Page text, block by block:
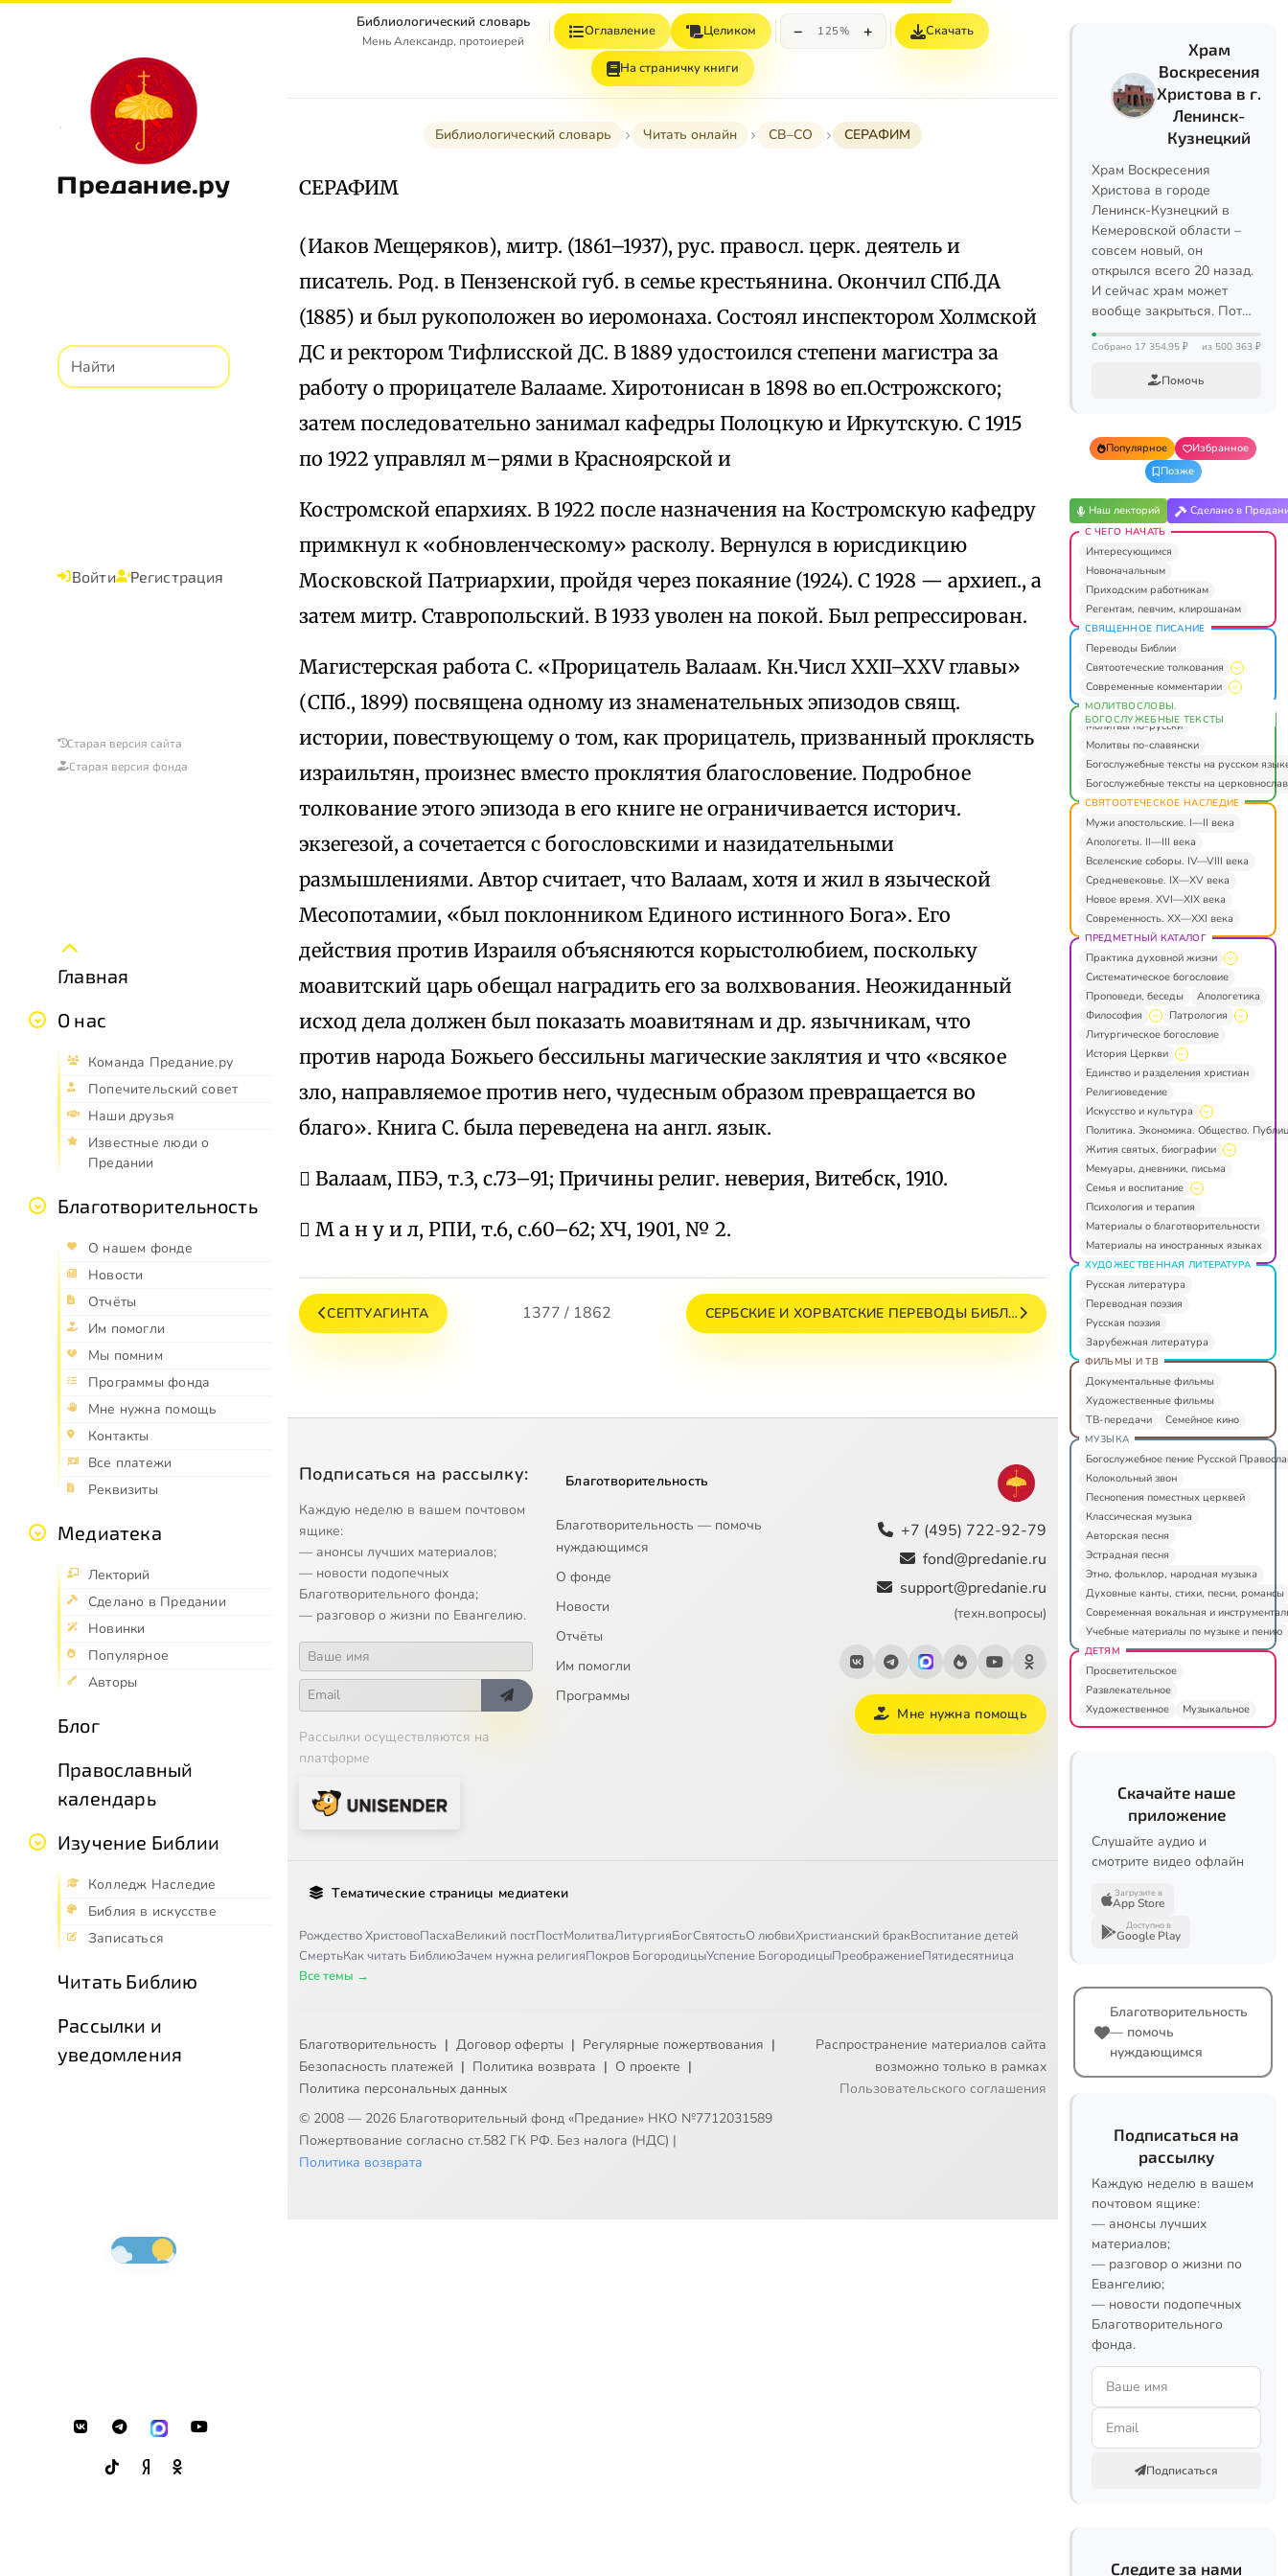
Предание.ру
Войти Регистрация
Старая версия сайта
Старая версия фонда
Главная
О нас
Команда Предание.ру
Попечительский совет
Наши друзья
Известные люди о
Предании
Благотворительность
О нашем фонде
Новости
Отчёты
Им помогли
Мы помним
Программы фонда
Мне нужна помощь
Контакты
Все платежи
Реквизиты
Медиатека
Лекторий
Сделано в Предании
Новинки
Популярное
Авторы
Блог
Православный
календарь
Изучение Библии
Колледж Наследие
Библия в искусстве
Записаться
Читать Библию
Рассылки и
уведомления
Библиологический словарь
Мень Александр, протоиерей
Оглавление Целиком − 125% + Скачать
На страничку книги
Библиологический словарь Читать онлайн СВ–СО СЕРАФИМ
СЕРАФИМ
(Иаков Мещеряков), митр. (1861–1937), рус. правосл. церк. деятель и
писатель. Род. в Пензенской губ. в семье крестьянина. Окончил СПб.ДА
(1885) и был рукоположен во иеромонаха. Состоял инспектором Холмской
ДС и ректором Тифлисской ДС. В 1889 удостоился степени магистра за
работу о прорицателе Валааме. Хиротонисан в 1898 во еп.Острожского;
затем последовательно занимал кафедры Полоцкую и Иркутскую. С 1915
по 1922 управлял м–рями в Красноярской и
Костромской епархиях. В 1922 после назначения на Костромскую кафедру
примкнул к «обновленческому» расколу. Вернулся в юрисдикцию
Московской Патриархии, пройдя через покаяние (1924). С 1928 — архиеп., а
затем митр. Ставропольский. В 1933 уволен на покой. Был репрессирован.
Магистерская работа С. «Прорицатель Валаам. Кн.Числ XXII–XXV главы»
(СПб., 1899) посвящена одному из знаменательных эпизодов свящ.
истории, повествующему о том, как прорицатель, призванный проклясть
израильтян, произнес вместо проклятия благословение. Подробное
толкование этого эпизода в его книге не ограничивается историч.
экзегезой, а сочетается с богословскими и назидательными
размышлениями. Автор считает, что Валаам, хотя и жил в языческой
Месопотамии, «был поклонником Единого истинного Бога». Его
действия против Израиля объясняются корыстолюбием, поскольку
моавитский царь обещал наградить его за волхвования. Неожиданный
исход дела должен был показать моавитянам и др. язычникам, что
против народа Божьего бессильны магические заклятия и что «всякое
зло, направляемое против него, чудесным образом превращается во
благо». Книга С. была переведена на англ. язык.
 Валаам, ПБЭ, т.3, c.73–91; Причины религ. неверия, Витебск, 1910.
 M а н у и л, РПИ, т.6, с.60–62; ХЧ, 1901, № 2.
СЕПТУАГИНТА 1377 / 1862 СЕРБСКИЕ И ХОРВАТСКИЕ ПЕРЕВОДЫ БИБЛ…
Подписаться на рассылку:
Каждую неделю в вашем почтовом
ящике:
— анонсы лучших материалов;
— новости подопечных
Благотворительного фонда;
— разговор о жизни по Евангелию.
Рассылки осуществляются на
платформе
Благотворительность
Благотворительность — помочь
нуждающимся
О фонде
Новости
Отчёты
Им помогли
Программы
+7 (495) 722-92-79
fond@predanie.ru
support@predanie.ru
(техн.вопросы)
Мне нужна помощь
Тематические страницы медиатеки
Рождество ХристовоПасхаВеликий постПостМолитваЛитургияБогСвятостьО любвиХристианский бракВоспитание детей
СмертьКак читать БиблиюЗачем нужна религияПокров БогородицыУспение БогородицыПреображениеПятидесятница
Все темы →
Благотворительность | Договор оферты | Регулярные пожертвования |
Безопасность платежей | Политика возврата | О проекте |
Политика персональных данных
© 2008 — 2026 Благотворительный фонд «Предание» НКО №7712031589
Пожертвование согласно ст.582 ГК РФ. Без налога (НДС) |
Политика возврата
Распространение материалов сайта
возможно только в рамках
Пользовательского соглашения
Храм
Воскресения
Христова в г.
Ленинск-
Кузнецкий
Храм Воскресения
Христова в городе
Ленинск-Кузнецкий в
Кемеровской области –
совсем новый, он
открылся всего 20 назад.
И сейчас храм может
вообще закрыться. Пот…
Собрано 17 354,95 ₽ из 500 363 ₽
Помочь
Популярное
Избранное
Позже
Наш лекторий Сделано в
С ЧЕГО НАЧАТЬ
Интересующимся
Новоначальным
Приходским работникам
Регентам, певчим, клирошанам
СВЯЩЕННОЕ ПИСАНИЕ
Переводы Библии
Святоотеческие толкования
Современные комментарии
МОЛИТВОСЛОВЫ.
БОГОСЛУЖЕБНЫЕ ТЕКСТЫ
Молитвы по-русски
Молитвы по-славянски
Богослужебные тексты на русском
Богослужебные тексты на
СВЯТООТЕЧЕСКОЕ НАСЛЕДИЕ
Мужи апостольские. I—II века
Апологеты. II—III века
Вселенские соборы. IV—VIII века
Средневековье. IX—XV века
Новое время. XVI—XIX века
Современность. XX—XXI века
ПРЕДМЕТНЫЙ КАТАЛОГ
Практика духовной жизни
Систематическое богословие
Проповеди, беседы
Апологетика
Философия
Патрология
Литургическое богословие
История Церкви
Единство и разделения христиан
Религиоведение
Искусство и культура
Политика. Экономика. Общество.
Жития святых, биографии
Мемуары, дневники, письма
Семья и воспитание
Психология и терапия
Материалы о благотворительности
Материалы на иностранных языках
ХУДОЖЕСТВЕННАЯ ЛИТЕРАТУРА
Русская литература
Переводная поэзия
Русская поэзия
Зарубежная литература
ФИЛЬМЫ И ТВ
Документальные фильмы
Художественные фильмы
ТВ-передачи
Семейное кино
МУЗЫКА
Богослужебное пение Русской
Колокольный звон
Песнопения поместных церквей
Классическая музыка
Авторская песня
Эстрадная песня
Этно, фольклор, народная музыка
Духовные канты, стихи, песни, романсы
Современная вокальная и
Учебные материалы по музыке и пению
ДЕТЯМ
Просветительское
Развлекательное
Художественное
Музыкальное
Скачайте наше
приложение
Слушайте аудио и
смотрите видео офлайн
Загрузите в
App Store
Доступно в
Google Play
Благотворительность
— помочь
нуждающимся
Подписаться на
рассылку
Каждую неделю в вашем
почтовом ящике:
— анонсы лучших
материалов;
— разговор о жизни по
Евангелию;
— новости подопечных
Благотворительного
фонда.
Подписаться
Следите за нами